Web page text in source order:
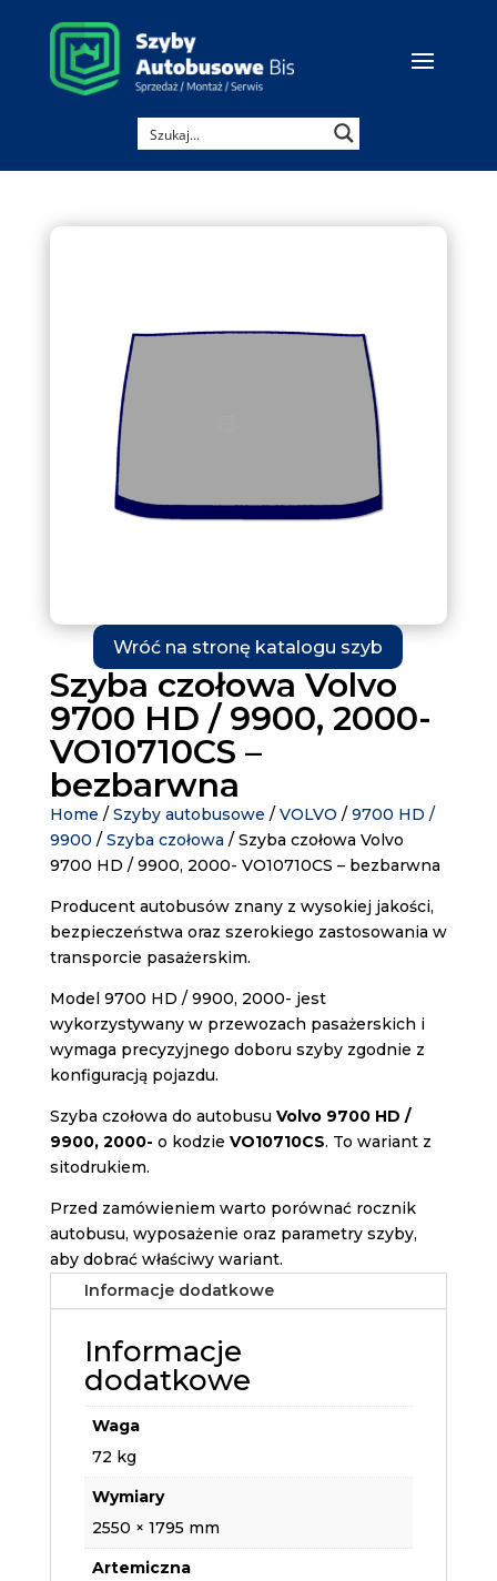
Wróć na stronę katalogu szyb
Szyba czołowa Volvo
9700 HD / 9900, 2000-
VO10710CS –
bezbarwna
Home / Szyby autobusowe / VOLVO / 9700 HD /
9900 / Szyba czołowa / Szyba czołowa Volvo
9700 HD / 9900, 2000- VO10710CS – bezbarwna
Producent autobusów znany z wysokiej jakości,
bezpieczeństwa oraz szerokiego zastosowania w
transporcie pasażerskim.
Model 9700 HD / 9900, 2000- jest
wykorzystywany w przewozach pasażerskich i
wymaga precyzyjnego doboru szyby zgodnie z
konfiguracją pojazdu.
Szyba czołowa do autobusu Volvo 9700 HD /
9900, 2000- o kodzie VO10710CS. To wariant z
sitodrukiem.
Przed zamówieniem warto porównać rocznik
autobusu, wyposażenie oraz parametry szyby,
aby dobrać właściwy wariant.
Informacje dodatkowe
Informacje
dodatkowe
Waga
72 kg
Wymiary
2550 × 1795 mm
Artemiczna